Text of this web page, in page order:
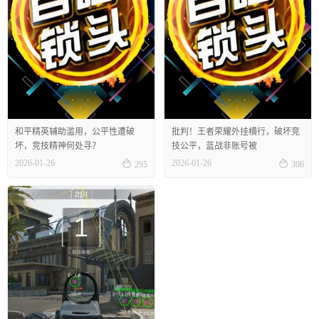
和平精英辅助滥用，公平性遭破
坏，竞技精神何处寻？
2026-01-26
 295
批判！王者荣耀外挂横行，破坏竞
技公平，蓝战非账号被
2026-01-26
 306